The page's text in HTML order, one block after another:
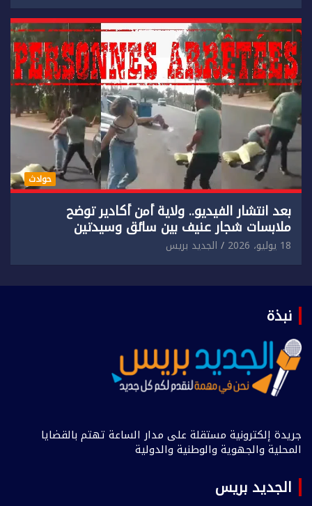
حوادث
بعد انتشار الفيديو.. ولاية أمن أكادير توضح
ملابسات شجار عنيف بين سائق وسيدتين
18 يوليو، 2026 الجديد بريس
نبذة
جريدة إلكترونية مستقلة على مدار الساعة تهتم بالقضايا
المحلية والجهوية والوطنية والدولية
الجديد بريس